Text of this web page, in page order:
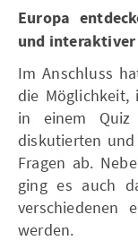
Europa
und interaktiver
Im Anschluss
die Möglichkeit,
in einem
diskutierten
Fragen ab.
ging es auch
verschiedenen
werden.